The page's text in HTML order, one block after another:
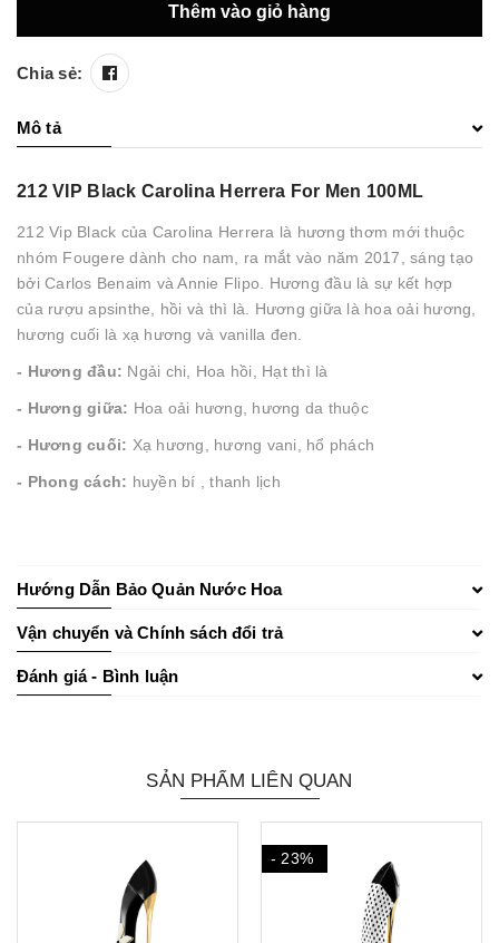
Thêm vào giỏ hàng
Chia sẻ:
Mô tả
212 VIP Black Carolina Herrera For Men 100ML
212 Vip Black của Carolina Herrera là hương thơm mới thuộc
nhóm Fougere dành cho nam, ra mắt vào năm 2017, sáng tạo
bởi Carlos Benaim và Annie Flipo. Hương đầu là sự kết hợp
của rượu apsinthe, hồi và thì là. Hương giữa là hoa oải hương,
hương cuối là xạ hương và vanilla đen.
- Hương đầu: Ngải chi, Hoa hồi, Hạt thì là
- Hương giữa: Hoa oải hương, hương da thuộc
- Hương cuối: Xạ hương, hương vani, hổ phách
- Phong cách: huyền bí , thanh lịch
Hướng Dẫn Bảo Quản Nước Hoa
Vận chuyển và Chính sách đổi trả
Đánh giá - Bình luận
SẢN PHẨM LIÊN QUAN
- 23%